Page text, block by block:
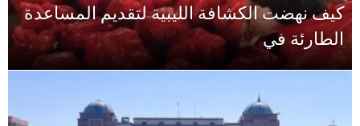
كيف نهضت الكشافة الليبية لتقديم المساعدة
الطارئة في